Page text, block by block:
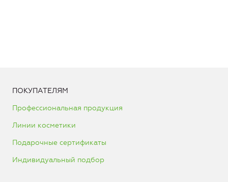
ПОКУПАТЕЛЯМ
Профессиональная продукция
Линии косметики
Подарочные сертификаты
Индивидуальный подбор